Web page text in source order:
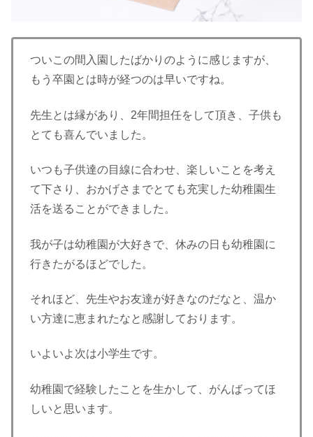
ついこの間入園したばかりのように感じますが、
もう卒園とは時が経つのは早いですね。
先生とは縁があり、2年間担任をして頂き、子供も
とても喜んでいました。
いつも子供達の目線に合わせ、楽しいことを考え
て下さり、おかげさまでとても充実した幼稚園生
活を送ることができました。
我が子は幼稚園が大好きで、休みの日も幼稚園に
行きたがるほどでした。
それほど、先生やお友達が好きなのだなと、温か
い方達に恵まれたなと感謝しております。
いよいよ次は小学生です。
幼稚園で経験したことを生かして、がんばってほ
しいと思います。